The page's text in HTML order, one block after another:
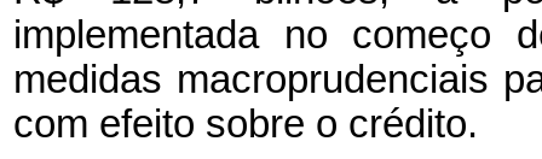
implementada no começo
medidas macroprudenciais
com efeito sobre o crédito.